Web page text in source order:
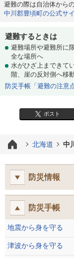
避難の際は自治体から
中川郡豊頃町の公式サ
避難するときは
避難場所や避難所に
全な場所へ
水がひざ上まできて
階、崖の反対側へ移
防災手帳「避難の注意
ポスト
北海道 中
防災情報
防災手帳
地震から身を守る
津波から身を守る